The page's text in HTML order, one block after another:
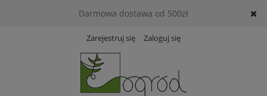
Darmowa dostawa od 500zł
Zarejestruj się Zaloguj się